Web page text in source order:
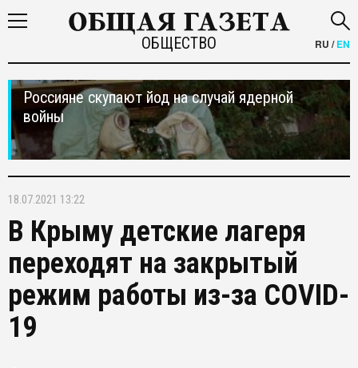
ОБЩЕСТВО RU /EN
Россияне скупают йод на случай ядерной
войны
18.07.2021 13:22
В Крыму детские лагеря
переходят на закрытый
режим работы из-за COVID-
19